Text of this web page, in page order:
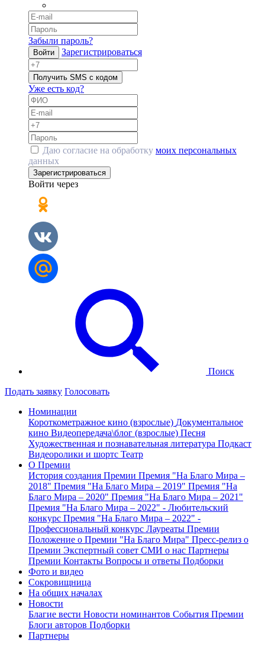
Забыли пароль?
Войти Зарегистрироваться
Получить SMS с кодом
Уже есть код?
Даю согласие на обработку моих персональных
данных
Зарегистрироваться
Войти через
Поиск
Подать заявку Голосовать
Номинации
Короткометражное кино (взрослые) Документальное
кино Видеопередача\блог (взрослые) Песня
Художественная и познавательная литература Подкаст
Видеоролики и шортс Театр
О Премии
История создания Премии Премия "На Благо Мира –
2018" Премия "На Благо Мира – 2019" Премия "На
Благо Мира – 2020" Премия "На Благо Мира – 2021"
Премия "На Благо Мира – 2022" - Любительский
конкурс Премия "На Благо Мира – 2022" -
Профессиональный конкурс Лауреаты Премии
Положение о Премии "На Благо Мира" Пресс-релиз о
Премии Экспертный совет СМИ о нас Партнеры
Премии Контакты Вопросы и ответы Подборки
Фото и видео
Сокровищница
На общих началах
Новости
Благие вести Новости номинантов События Премии
Блоги авторов Подборки
Партнеры